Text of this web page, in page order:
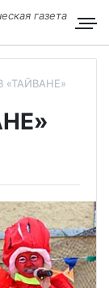
газета
«ТАЙВАНЕ»